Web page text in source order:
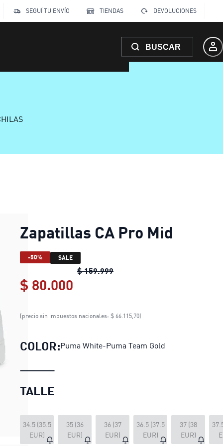
SEGUÍ TU ENVÍO
TIENDAS DEVOLUCIONES
BUSCAR
Zapatillas CA Pro Mid
-50% SALE
$ 159.999Zapatillas CA Pro Mid
$ 80.000
Zapatillas CA Pro Mid
(precio sin impuestos nacionales: $ 66.115,70)
COLOR:Puma White-Puma Team Gold
TALLE
34.5 (35.5
EUR)
35 (36
EUR)
36 (37
EUR)
36.5 (37.5
EUR)
37 (38
EUR)